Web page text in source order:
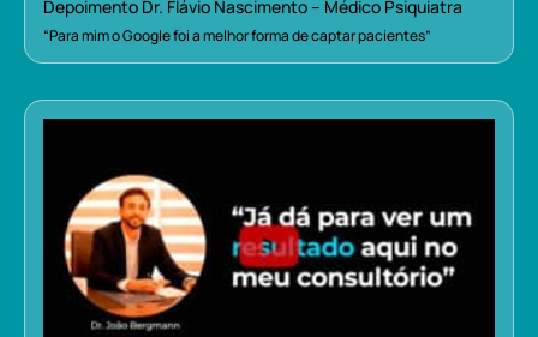
Depoimento Dr. Flávio Nascimento – Médico Psiquiatra
“Para mim o Google foi a melhor forma de captar pacientes”